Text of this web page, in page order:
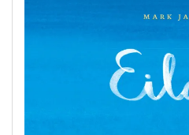
Beste
van
2018:
Avonturen,
Magie